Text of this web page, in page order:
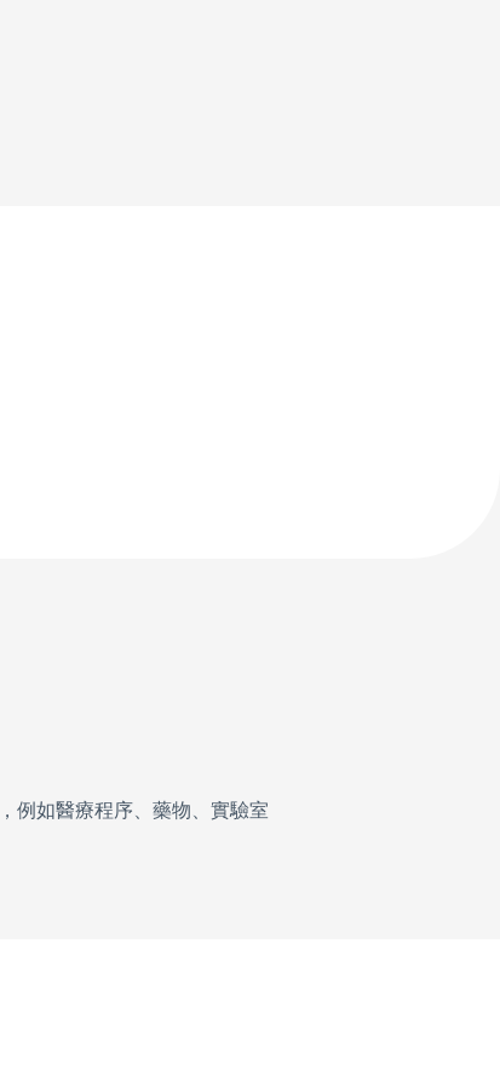
例如醫療程序、藥物、實驗室